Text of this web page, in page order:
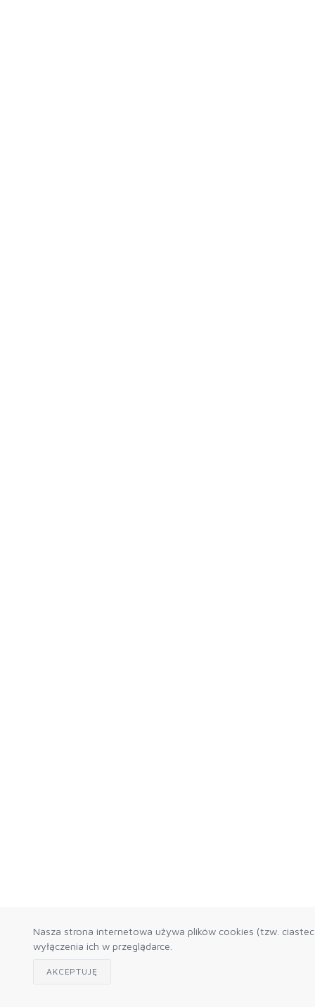
Nasza strona internetowa używa plików cookies (tzw.
wyłączenia ich w przeglądarce.
AKCEPTUJĘ